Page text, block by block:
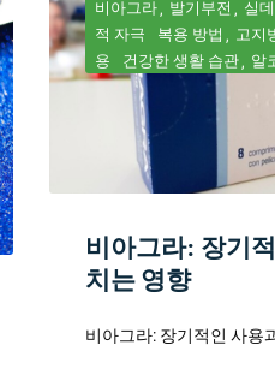
비아그라 발기부전 실
적 자극
복용 방법 고지
용
건강한 생활 습관 알
비아그라: 장기
치는 영향
비아그라: 장기적인 사용